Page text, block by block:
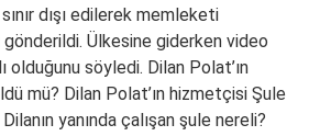
dışı edilerek memleketi
gönderildi. Ülkesine giderken video
olduğunu söyledi. Dilan Polat’ın
mü? Dilan Polat’ın hizmetçisi Şule
yanında çalışan şule nereli?